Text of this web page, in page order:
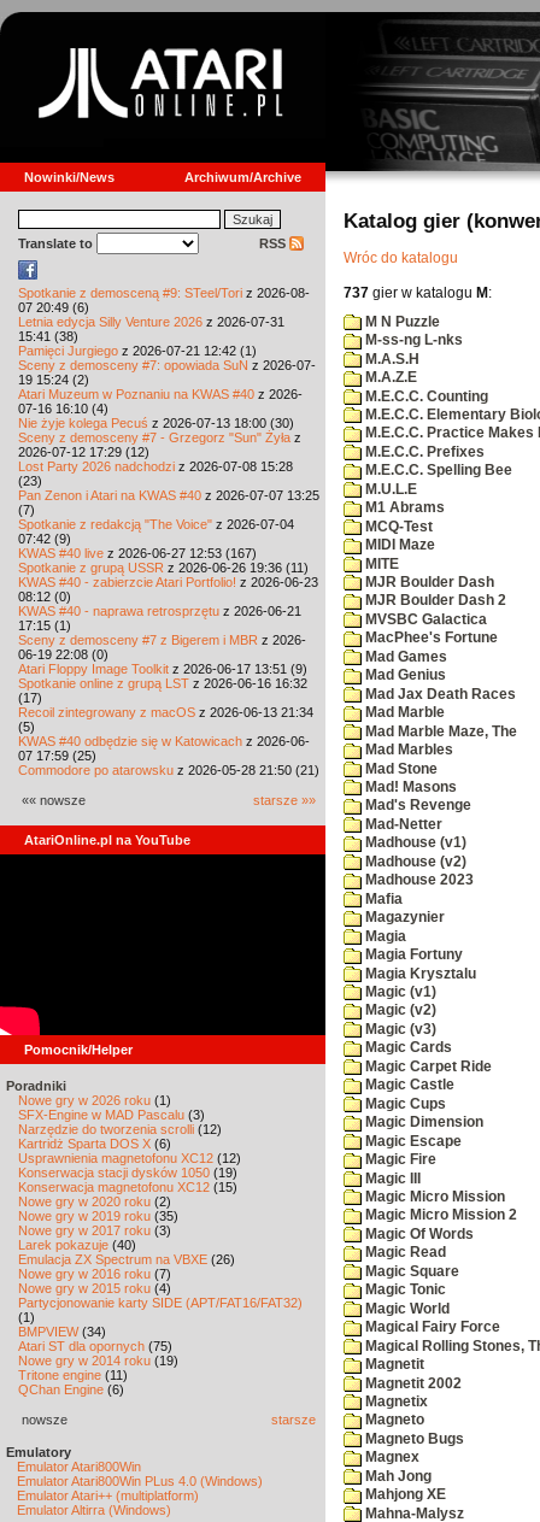
Nowinki/News Archiwum/Archive
Translate to RSS
Spotkanie z demosceną #9: STeel/Tori z 2026-08-
07 20:49 (6)
Letnia edycja Silly Venture 2026 z 2026-07-31
15:41 (38)
Pamięci Jurgiego z 2026-07-21 12:42 (1)
Sceny z demosceny #7: opowiada SuN z 2026-07-
19 15:24 (2)
Atari Muzeum w Poznaniu na KWAS #40 z 2026-
07-16 16:10 (4)
Nie żyje kolega Pecuś z 2026-07-13 18:00 (30)
Sceny z demosceny #7 - Grzegorz "Sun" Żyła z
2026-07-12 17:29 (12)
Lost Party 2026 nadchodzi z 2026-07-08 15:28
(23)
Pan Zenon i Atari na KWAS #40 z 2026-07-07 13:25
(7)
Spotkanie z redakcją "The Voice" z 2026-07-04
07:42 (9)
KWAS #40 live z 2026-06-27 12:53 (167)
Spotkanie z grupą USSR z 2026-06-26 19:36 (11)
KWAS #40 - zabierzcie Atari Portfolio! z 2026-06-23
08:12 (0)
KWAS #40 - naprawa retrosprzętu z 2026-06-21
17:15 (1)
Sceny z demosceny #7 z Bigerem i MBR z 2026-
06-19 22:08 (0)
Atari Floppy Image Toolkit z 2026-06-17 13:51 (9)
Spotkanie online z grupą LST z 2026-06-16 16:32
(17)
Recoil zintegrowany z macOS z 2026-06-13 21:34
(5)
KWAS #40 odbędzie się w Katowicach z 2026-06-
07 17:59 (25)
Commodore po atarowsku z 2026-05-28 21:50 (21)
«« nowsze starsze »»
AtariOnline.pl na YouTube
Pomocnik/Helper
Poradniki
Nowe gry w 2026 roku (1)
SFX-Engine w MAD Pascalu (3)
Narzędzie do tworzenia scrolli (12)
Kartridż Sparta DOS X (6)
Usprawnienia magnetofonu XC12 (12)
Konserwacja stacji dysków 1050 (19)
Konserwacja magnetofonu XC12 (15)
Nowe gry w 2020 roku (2)
Nowe gry w 2019 roku (35)
Nowe gry w 2017 roku (3)
Larek pokazuje (40)
Emulacja ZX Spectrum na VBXE (26)
Nowe gry w 2016 roku (7)
Nowe gry w 2015 roku (4)
Partycjonowanie karty SIDE (APT/FAT16/FAT32)
(1)
BMPVIEW(34)
Atari ST dla opornych (75)
Nowe gry w 2014 roku (19)
Tritone engine (11)
QChan Engine (6)
nowsze starsze
Emulatory
Emulator Atari800Win
Emulator Atari800Win PLus 4.0 (Windows)
Emulator Atari++ (multiplatform)
Emulator Altirra (Windows)
Katalog gier
Wróc do katalogu
737 gier w katalogu M :
M N Puzzle
M-ss-ng L-nks
M.A.S.H
M.A.Z.E
M.E.C.C. Counting
M.E.C.C. Elementary
M.E.C.C. Practice Makes
M.E.C.C. Prefixes
M.E.C.C. Spelling Bee
M.U.L.E
M1 Abrams
MCQ-Test
MIDI Maze
MITE
MJR Boulder Dash
MJR Boulder Dash 2
MVSBC Galactica
MacPhee's Fortune
Mad Games
Mad Genius
Mad Jax Death Races
Mad Marble
Mad Marble Maze, The
Mad Marbles
Mad Stone
Mad! Masons
Mad's Revenge
Mad-Netter
Madhouse (v1)
Madhouse (v2)
Madhouse 2023
Mafia
Magazynier
Magia
Magia Fortuny
Magia Krysztalu
Magic (v1)
Magic (v2)
Magic (v3)
Magic Cards
Magic Carpet Ride
Magic Castle
Magic Cups
Magic Dimension
Magic Escape
Magic Fire
Magic III
Magic Micro Mission
Magic Micro Mission 2
Magic Of Words
Magic Read
Magic Square
Magic Tonic
Magic World
Magical Fairy Force
Magical Rolling Stones,
Magnetit
Magnetit 2002
Magnetix
Magneto
Magneto Bugs
Magnex
Mah Jong
Mahjong XE
Mahna-Malysz